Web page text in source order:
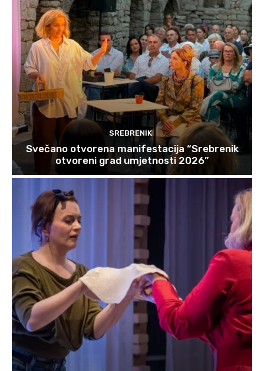
SREBRENIK
Svečano otvorena manifestacija “Srebrenik
otvoreni grad umjetnosti 2026”